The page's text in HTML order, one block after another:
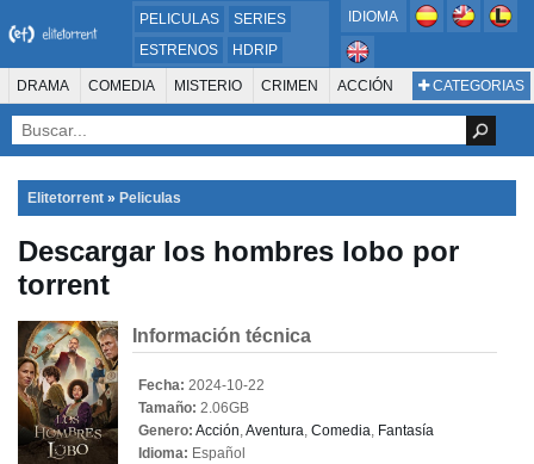
PELICULAS
SERIES
ESTRENOS
HDRIP
MICROHD
720P
DVDRIP
IDIOMA
CATEGORIAS
DRAMA COMEDIA MISTERIO CRIMEN ACCIÓN
SUSPENSO AVENTURA
ANIMACIÓN ROMANCE TERROR CIENCIA FICCIÓN FANTASÍA
FAMILIA DOCUS Y TV
PELÍCULA DE LA TELEVISIÓN FOREIGN KIDS REALITY ANIMACION
Elitetorrent » Peliculas
Descargar los hombres lobo por
torrent
Información técnica
Fecha: 2024-10-22
Tamaño: 2.06GB
Genero: Acción,Aventura, Comedia, Fantasía
Idioma: Español